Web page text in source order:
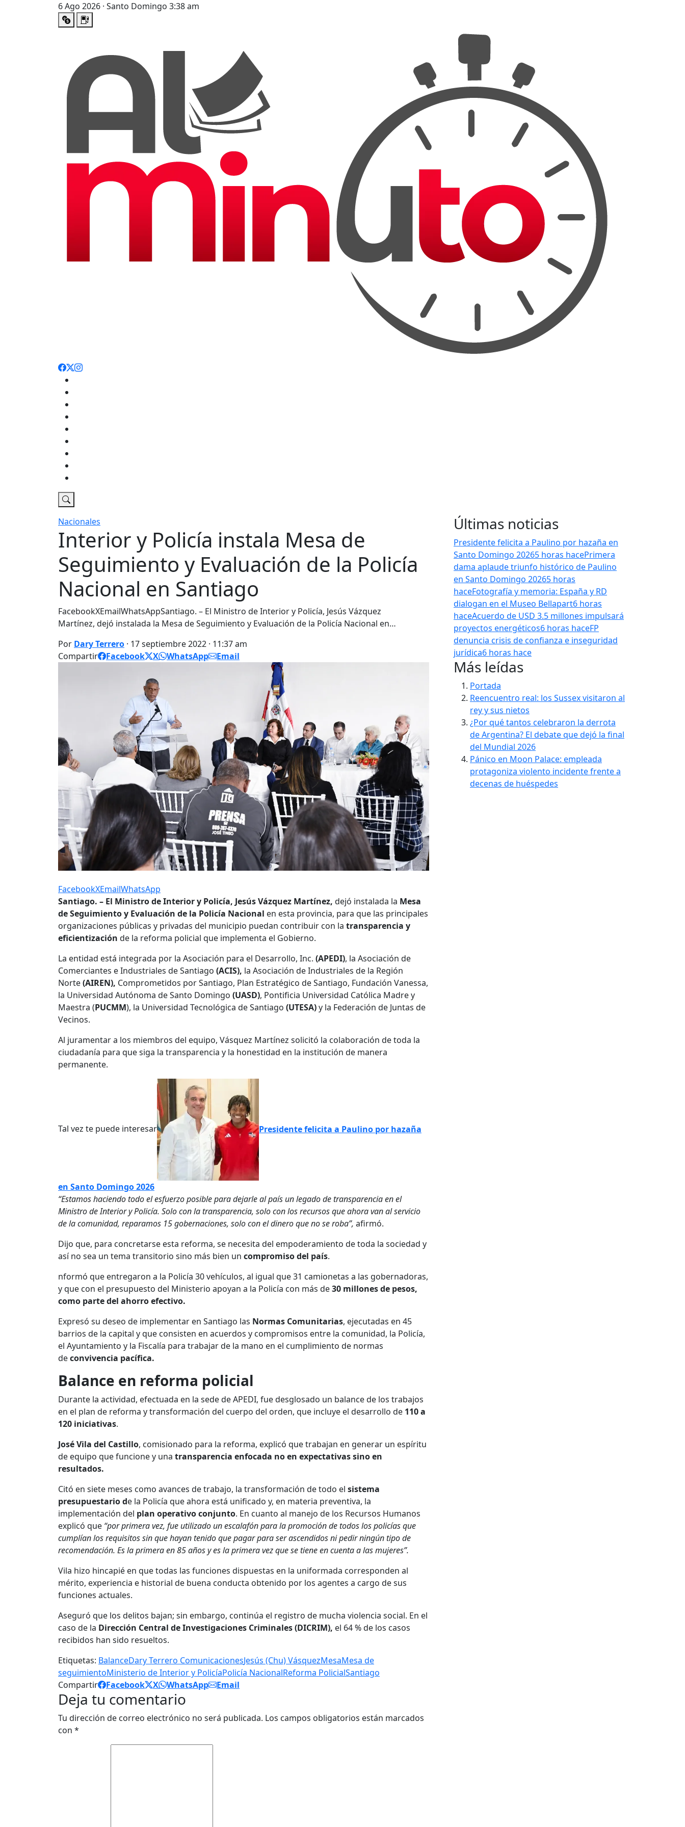
6 Ago 2026 · Santo Domingo 3:38 am
Nacionales
Interior y Policía instala Mesa de
Seguimiento y Evaluación de la Policía
Nacional en Santiago
FacebookXEmailWhatsAppSantiago. – El Ministro de Interior y Policía, Jesús Vázquez
Martínez, dejó instalada la Mesa de Seguimiento y Evaluación de la Policía Nacional en…
Por Dary Terrero · 17 septiembre 2022 · 11:37 am
Compartir
Facebook X WhatsApp Email
FacebookXEmailWhatsApp
Santiago. – El Ministro de Interior y Policía, Jesús Vázquez Martínez, dejó instalada la Mesa
de Seguimiento y Evaluación de la Policía Nacional en esta provincia, para que las principales
organizaciones públicas y privadas del municipio puedan contribuir con la transparencia y
eficientización de la reforma policial que implementa el Gobierno.
La entidad está integrada por la Asociación para el Desarrollo, Inc. (APEDI), la Asociación de
Comerciantes e Industriales de Santiago (ACIS), la Asociación de Industriales de la Región
Norte(AIREN), Comprometidos por Santiago, Plan Estratégico de Santiago, Fundación Vanessa,
la Universidad Autónoma de Santo Domingo (UASD), Pontificia Universidad Católica Madre y
Maestra (PUCMM), la Universidad Tecnológica de Santiago (UTESA)y la Federación de Juntas de
Vecinos.
Al juramentar a los miembros del equipo, Vásquez Martínez solicitó la colaboración de toda la
ciudadanía para que siga la transparencia y la honestidad en la institución de manera
permanente.
Tal vez te puede interesar Presidente felicita a Paulino por hazaña
en Santo Domingo 2026
“Estamos haciendo todo el esfuerzo posible para dejarle al país un legado de transparencia en el
Ministro de Interior y Policía. Solo con la transparencia, solo con los recursos que ahora van al servicio
de la comunidad, reparamos 15 gobernaciones, solo con el dinero que no se roba”, afirmó.
Dijo que, para concretarse esta reforma, se necesita del empoderamiento de toda la sociedad y
así no sea un tema transitorio sino más bien un compromiso del país.
nformó que entregaron a la Policía 30 vehículos, al igual que 31 camionetas a las gobernadoras,
y que con el presupuesto del Ministerio apoyan a la Policía con más de30 millones de pesos,
como parte del ahorro efectivo.
Expresó su deseo de implementar en Santiago las Normas Comunitarias, ejecutadas en 45
barrios de la capital y que consisten en acuerdos y compromisos entre la comunidad, la Policía,
el Ayuntamiento y la Fiscalía para trabajar de la mano en el cumplimiento de normas
deconvivencia pacífica.
Balance en reforma policial
Durante la actividad, efectuada en la sede de APEDI, fue desglosado un balance de los trabajos
en el plan de reforma y transformación del cuerpo del orden, que incluye el desarrollo de 110 a
120 iniciativas.
José Vila del Castillo, comisionado para la reforma, explicó que trabajan en generar un espíritu
de equipo que funcione y una transparencia enfocada no en expectativas sino en
resultados.
Citó en siete meses como avances de trabajo, la transformación de todo el sistema
presupuestario de la Policía que ahora está unificado y, en materia preventiva, la
implementación del plan operativo conjunto. En cuanto al manejo de los Recursos Humanos
explicó que “por primera vez, fue utilizado un escalafón para la promoción de todos los policías que
cumplían los requisitos sin que hayan tenido que pagar para ser ascendidos ni pedir ningún tipo de
recomendación. Es la primera en 85 años y es la primera vez que se tiene en cuenta a las mujeres”.
Vila hizo hincapié en que todas las funciones dispuestas en la uniformada corresponden al
mérito, experiencia e historial de buena conducta obtenido por los agentes a cargo de sus
funciones actuales.
Aseguró que los delitos bajan; sin embargo, continúa el registro de mucha violencia social. En el
caso de la Dirección Central de Investigaciones Criminales (DICRIM), el 64 % de los casos
recibidos han sido resueltos.
Etiquetas: BalanceDary Terrero ComunicacionesJesús (Chu) VásquezMesaMesa de
seguimientoMinisterio de Interior y PolicíaPolicía NacionalReforma PolicialSantiago
Compartir
Facebook X WhatsApp Email
Deja tu comentario
Tu dirección de correo electrónico no será publicada. Los campos obligatorios están marcados
con *
Últimas noticias
Presidente felicita a Paulino por hazaña en
Santo Domingo 20265 horas hacePrimera
dama aplaude triunfo histórico de Paulino
en Santo Domingo 20265 horas
haceFotografía y memoria: España y RD
dialogan en el Museo Bellapart6 horas
haceAcuerdo de USD 3.5 millones impulsará
proyectos energéticos6 horas haceFP
denuncia crisis de confianza e inseguridad
jurídica6 horas hace
Más leídas
Portada
Reencuentro real: los Sussex visitaron al
rey y sus nietos
¿Por qué tantos celebraron la derrota
de Argentina? El debate que dejó la final
del Mundial 2026
Pánico en Moon Palace: empleada
protagoniza violento incidente frente a
decenas de huéspedes